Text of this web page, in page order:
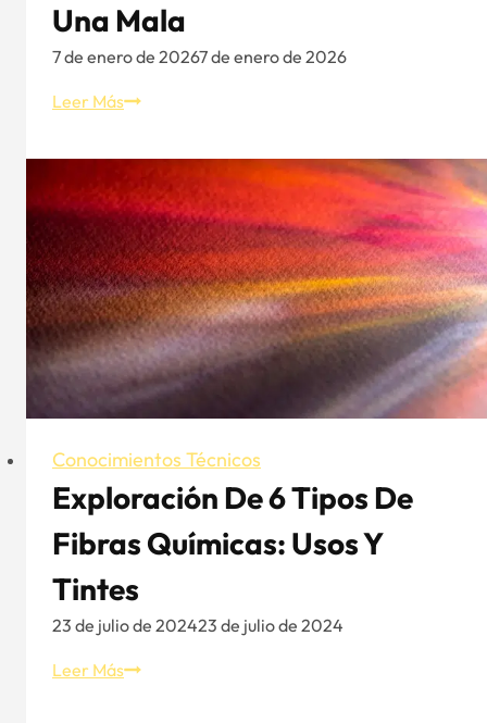
Una Mala
7 de enero de 20267 de enero de 2026
Leer MásCómo
entre
gorra
de
béisbol
buena
y
una
mala
Conocimientos Técnicos
Exploración De 6 Tipos De
Fibras Químicas: Usos Y
Tintes
23 de julio de 202423 de julio de 2024
Leer MásExploración